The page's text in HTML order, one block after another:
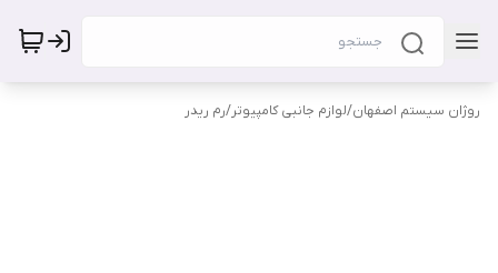
روژان سیستم اصفهان/لوازم جانبی کامپیوتر/رم ریدر